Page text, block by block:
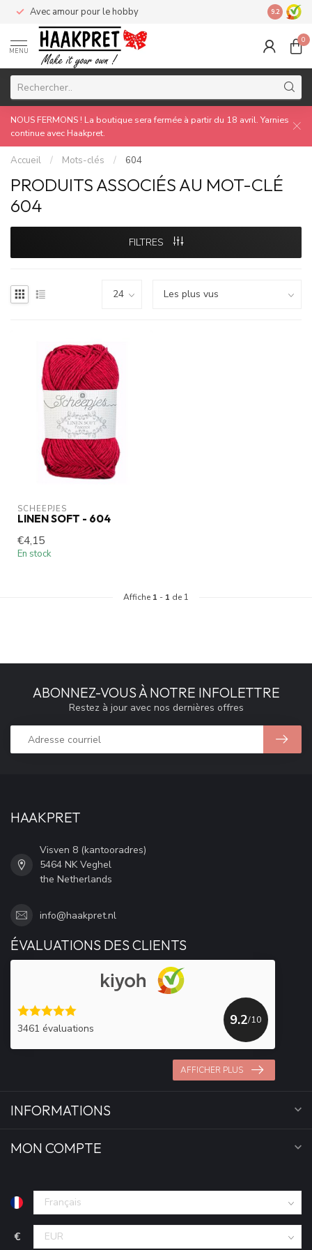
Avec amour pour le hobby Made by
9.2
MENU
0
NOUS FERMONS ! La boutique sera fermée à partir du 18 avril. Yarnies
continue avec Haakpret.
Accueil / Mots-clés / 604
PRODUITS ASSOCIÉS AU MOT-CLÉ
604
FILTRES
SCHEEPJES
LINEN SOFT - 604
€4,15
En stock
Affiche 1 - 1 de 1
ABONNEZ-VOUS À NOTRE INFOLETTRE
Restez à jour avec nos dernières offres
HAAKPRET
Visven 8 (kantooradres)
5464 NK Veghel
the Netherlands
info@haakpret.nl
ÉVALUATIONS DES CLIENTS
3461 évaluations
9.2/10
AFFICHER PLUS
INFORMATIONS
MON COMPTE
€